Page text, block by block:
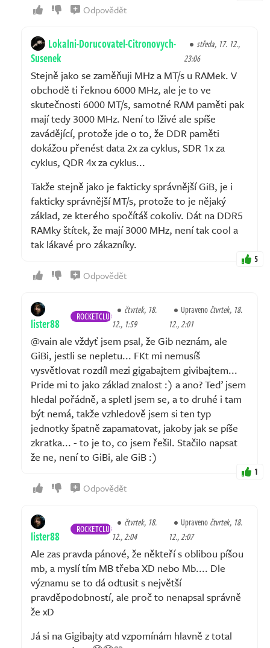
Odpovědět
Lokalni-Dorucovatel-Citronovych-
Susenek
středa, 17. 12.,
23:06
Stejně jako se zaměňuji MHz a MT/s u RAMek. V
obchodě ti řeknou 6000 MHz, ale je to ve
skutečnosti 6000 MT/s, samotné RAM paměti pak
mají tedy 3000 MHz. Není to lživé ale spíše
zavádějící, protože jde o to, že DDR paměti
dokážou přenést data 2x za cyklus, SDR 1x za
cyklus, QDR 4x za cyklus...
Takže stejně jako je fakticky správnější GiB, je i
fakticky správnější MT/s, protože to je nějaký
základ, ze kterého spočítáš cokoliv. Dát na DDR5
RAMky štítek, že mají 3000 MHz, není tak cool a
tak lákavé pro zákazníky.
5
Odpovědět
lister88 ROCKETCLUB
čtvrtek, 18.
12., 1:59
Upravenočtvrtek, 18.
12., 2:01
@vain ale vždyť jsem psal, že Gib neznám, ale
GiBi, jestli se nepletu... FKt mi nemusíš
vysvětlovat rozdíl mezi gigabajtem givibajtem...
Pride mi to jako základ znalost :) a ano? Teď jsem
hledal pořádně, a spletl jsem se, a to druhé i tam
být nemá, takže vzhledově jsem si ten typ
jednotky špatně zapamatovat, jakoby jak se píše
zkratka... - to je to, co jsem řešil. Stačilo napsat
že ne, není to GiBi, ale GiB :)
1
Odpovědět
lister88 ROCKETCLUB
čtvrtek, 18.
12., 2:04
Upravenočtvrtek, 18.
12., 2:07
Ale zas pravda pánové, že někteří s oblibou píšou
mb, a myslí tím MB třeba XD nebo Mb.... Dle
významu se to dá odtusit s největší
pravděpodobností, ale proč to nenapsal správně
že xD
Já si na Gigibajty atd vzpomínám hlavně z total